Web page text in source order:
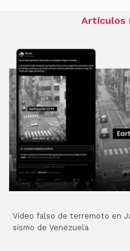
Artículos
Video falso de terremoto en
sismo de Venezuela